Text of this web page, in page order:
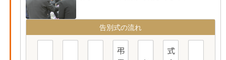
告別式の流れ